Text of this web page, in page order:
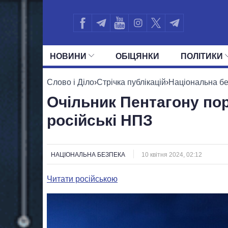
НОВИНИ ОБIЦЯНКИ ПОЛIТИКИ
УСІ ПОЛІТИКИ ПРЕЗИДЕНТ І
Слово і Діло›Стрічка публікацій›Національна
Очільник Пентагону
російські НПЗ
НАЦІОНАЛЬНА БЕЗПЕКА 10 квітня 2024, 02:12
Читати російською